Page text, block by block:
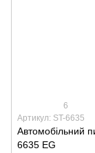
6
Артикул: ST-6635
Автомобільний
6635 EG